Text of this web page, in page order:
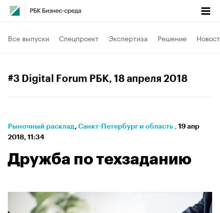
Все выпуски Спецпроект Экспертиза Решение
#3 Digital Forum РБК, 18 апреля 2018
Рыночный расклад⁠, Санкт-Петербург и область , 19 апр
2018, 11:34
Дружба по техзаданию